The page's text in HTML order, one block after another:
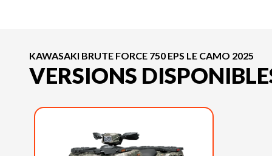
KAWASAKI BRUTE FORCE 750 EPS LE CAMO 2025
VERSIONS